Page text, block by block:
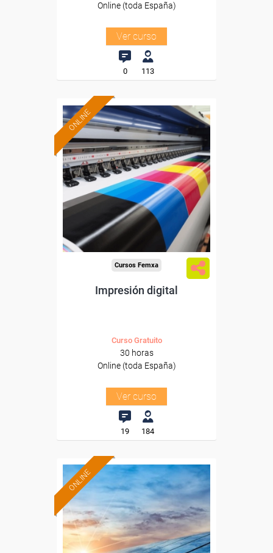
Online (toda España)
Ver curso
0 113
ONLINE
Formación 100%
subvencionada.
Para desempleados,
trabajadores y autónomos.
Sector
-Información, Comunicación
y Artes Gráficas.
Cursos Femxa
Impresión digital
Curso Gratuito
30 horas
Online (toda España)
Ver curso
19 184
ONLINE
Formación 100%
subvencionada.
Para desempleados,
trabajadores y autónomos.